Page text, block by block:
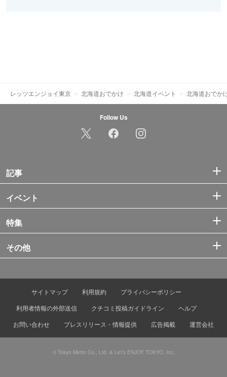
レッツエンジョイ東京 北海道おでかけ 北海道イベント 北海道おでか
Follow Us
記事
イベント
特集
その他
サイトマップ 利用規約
プライバシーポリシー
利用者情報の外部送信
クチコミ投稿ガイドライン
ヘルプ
お問い合わせ
プレスリリース・情報提供 広告掲載 運営会社
© Tokyo Metro Co., Ltd. & Let’s ENJOY TOKYO, Inc.